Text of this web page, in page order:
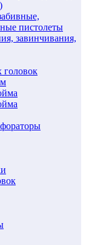
пистолеты
завинчивания,
головок